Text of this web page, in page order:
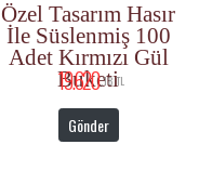
Özel Tasarım Hasır
İle Süslenmiş 100
Adet Kırmızı Gül
Buketi
19.620,18 TL
Gönder